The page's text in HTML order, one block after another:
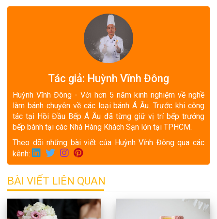
Tác giả: Huỳnh Vĩnh Đông
Huỳnh Vĩnh Đông - Với hơn 5 năm kinh nghiệm về nghề
làm bánh chuyên về các loại bánh Á Âu. Trước khi công
tác tại Hồi Đầu Bếp Á Âu đã từng giữ vị trí bếp trưởng
bếp bánh tại các Nhà Hàng Khách Sạn lớn tại TPHCM.
Theo dõi những bài viết của Huỳnh Vĩnh Đông qua các
kênh:
BÀI VIẾT LIÊN QUAN